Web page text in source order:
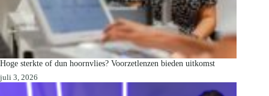
Hoge sterkte of dun hoornvlies? Voorzetlenzen bieden uitkomst
juli 3, 2026